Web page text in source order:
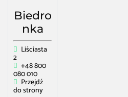
Biedro
nka
Liściasta
2
+48 800
080 010
Przejdź
do strony